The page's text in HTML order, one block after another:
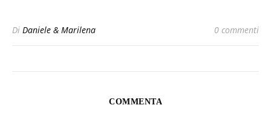
Di Daniele & Marilena 0 commenti
COMMENTA